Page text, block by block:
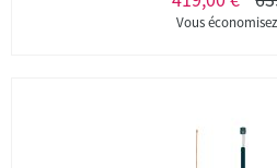
Vous économisez